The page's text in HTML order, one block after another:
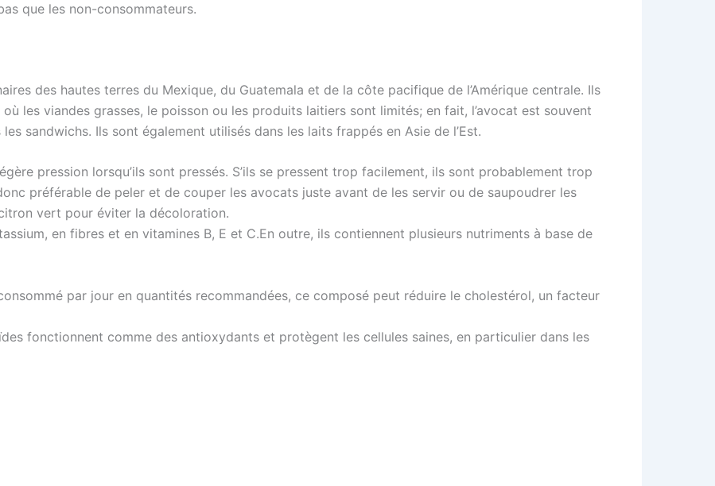
que les non-consommateurs.
des hautes terres du Mexique, du Guatemala et de la côte pacifique de l’Amérique centrale. Ils
les viandes grasses, le poisson ou les produits laitiers sont limités; en fait, l’avocat est souvent
sandwichs. Ils sont également utilisés dans les laits frappés en Asie de l’Est.
pression lorsqu’ils sont pressés. S’ils se pressent trop facilement, ils sont probablement trop
préférable de peler et de couper les avocats juste avant de les servir ou de saupoudrer les
vert pour éviter la décoloration.
en fibres et en vitamines B, E et C.En outre, ils contiennent plusieurs nutriments à base de
par jour en quantités recommandées, ce composé peut réduire le cholestérol, un facteur
fonctionnent comme des antioxydants et protègent les cellules saines, en particulier dans les